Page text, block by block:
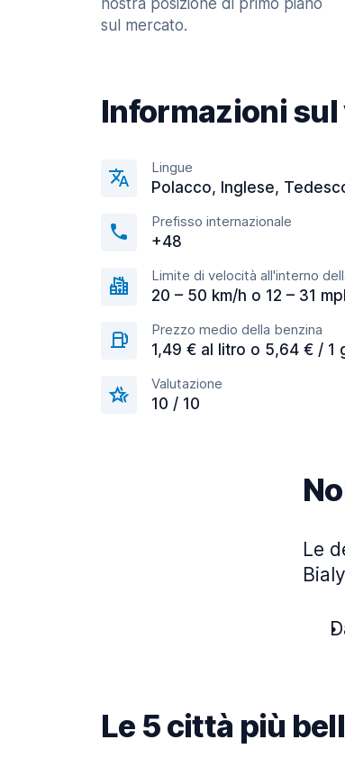
nostra posizione di primo piano
sul mercato.
Informazioni
Lingue
Polacco, Inglese,
Prefisso internazionale
+48
Limite di velocità all'interno
20 – 50 km/h o 12 – 31
Prezzo medio della benzina
1,49 € al litro o 5,64 € / 1
Valutazione
10 / 10
Le
Le 5 città più